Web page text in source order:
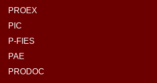
PROEX
PIC
P-FIES
PAE
PRODOC